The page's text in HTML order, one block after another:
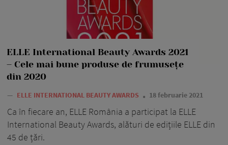
ELLE International Beauty Awards 2021
– Cele mai bune produse de frumusețe
din 2020
— ELLE INTERNATIONAL BEAUTY AWARDS 18 februarie 2021
Ca în fiecare an, ELLE România a participat la ELLE
International Beauty Awards, alături de edițiile ELLE din
45 de țări.